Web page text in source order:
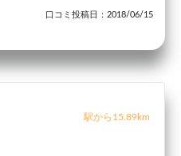
口コミ投稿日：2018/06/15
駅から15.89km